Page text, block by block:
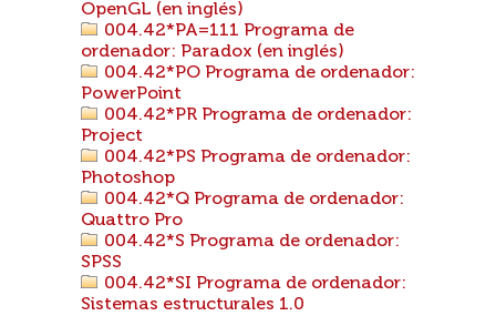
OpenGL (en inglés)
004.42*PA=111 Programa de
ordenador: Paradox (en inglés)
004.42*PO Programa de ordenador:
PowerPoint
004.42*PR Programa de ordenador:
Project
004.42*PS Programa de ordenador:
Photoshop
004.42*Q Programa de ordenador:
Quattro Pro
004.42*S Programa de ordenador:
SPSS
004.42*SI Programa de ordenador:
Sistemas estructurales 1.0